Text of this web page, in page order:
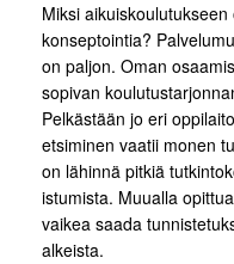
Miksi
konseptointia?
on paljon. Oman
sopivan
Pelkästään jo eri
etsiminen vaatii monen
on lähinnä pitkiä
istumista. Muualla
vaikea saada
alkeista.